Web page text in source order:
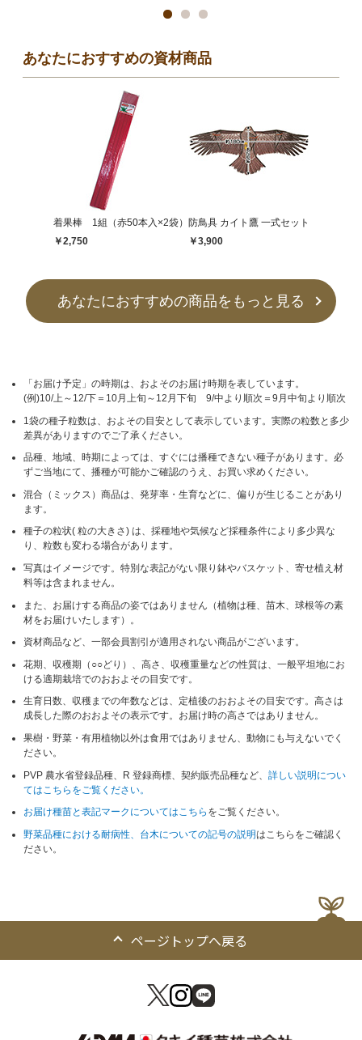
あなたにおすすめの資材商品
着果棒 1組（赤50本入×2袋）
￥2,750
防鳥具 カイト鷹 一式セット
￥3,900
あなたにおすすめの商品をもっと見る
「お届け予定」の時期は、およそのお届け時期を表しています。
(例)10/上～12/下＝10月上旬～12月下旬 9/中より順次＝9月中旬より順次
1袋の種子粒数は、およその目安として表示しています。実際の粒数と多少
差異がありますのでご了承ください。
品種、地域、時期によっては、すぐには播種できない種子があります。必
ずご当地にて、播種が可能かご確認のうえ、お買い求めください。
混合（ミックス）商品は、発芽率・生育などに、偏りが生じることがあり
ます。
種子の粒状( 粒の大きさ) は、採種地や気候など採種条件により多少異な
り、粒数も変わる場合があります。
写真はイメージです。特別な表記がない限り鉢やバスケット、寄せ植え材
料等は含まれません。
また、お届けする商品の姿ではありません（植物は種、苗木、球根等の素
材をお届けいたします）。
資材商品など、一部会員割引が適用されない商品がございます。
花期、収穫期（○○どり）、高さ、収穫重量などの性質は、一般平坦地にお
ける適期栽培でのおおよその目安です。
生育日数、収穫までの年数などは、定植後のおおよその目安です。高さは
成長した際のおおよその表示です。お届け時の高さではありません。
果樹・野菜・有用植物以外は食用ではありません、動物にも与えないでく
ださい。
PVP 農水省登録品種、R 登録商標、契約販売品種など、詳しい説明につい
てはこちらをご覧ください。
お届け種苗と表記マークについてはこちら をご覧ください。
野菜品種における耐病性、台木についての記号の説明はこちらをご確認く
ださい。
ページトップへ戻る